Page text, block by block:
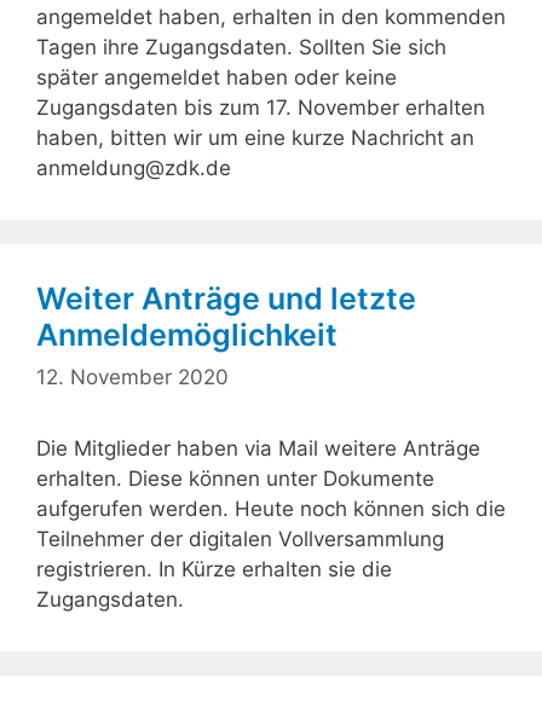
angemeldet haben, erhalten in den kommenden
Tagen ihre Zugangsdaten. Sollten Sie sich
später angemeldet haben oder keine
Zugangsdaten bis zum 17. November erhalten
haben, bitten wir um eine kurze Nachricht an
anmeldung@zdk.de
Weiter Anträge und letzte
Anmeldemöglichkeit
12. November 2020
Die Mitglieder haben via Mail weitere Anträge
erhalten. Diese können unter Dokumente
aufgerufen werden. Heute noch können sich die
Teilnehmer der digitalen Vollversammlung
registrieren. In Kürze erhalten sie die
Zugangsdaten.